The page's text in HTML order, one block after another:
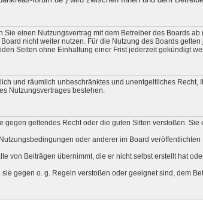
Sie einen Nutzungsvertrag mit dem Betreiber des
nicht weiter nutzen. Für die Nutzung des Boards
Seiten ohne Einhaltung einer Frist jederzeit gekündigt
und räumlich unbeschränktes und unentgeltliches Recht,
Nutzungsvertrages bestehen.
geltendes Recht oder die guten Sitten verstoßen.
oder anderer im Board
von Beiträgen übernimmt, die er nicht selbst erstellt hat
gegen o. g. Regeln verstoßen oder geeignet sind, dem